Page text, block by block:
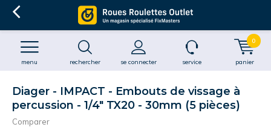
rechercher se connecter
menu service panier
0
Diager - IMPACT - Embouts de vissage à
percussion - 1/4" TX20 - 30mm (5 pièces)
Comparer